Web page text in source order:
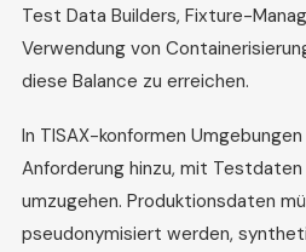
Test Data Builders, Fixture-
Verwendung von
diese Balance zu erreichen.
In TISAX-konformen
Anforderung hinzu, mit
umzugehen. Produktionsdaten
pseudonymisiert werden,